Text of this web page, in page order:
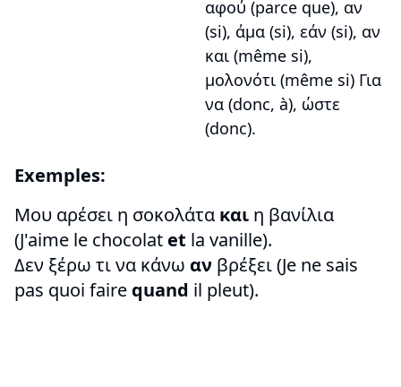
αφού (parce que), αν
(si), άμα (si), εάν (si), αν
και (même si),
μολονότι (même si) Για
να (donc, à), ώστε
(donc).
Exemples:
Mου αρέσει η σοκολάτα και η βανίλια
(J'aime le chocolat et la vanille).
Δεν ξέρω τι να κάνω αν βρέξει (Je ne sais
pas quoi faire quand il pleut).